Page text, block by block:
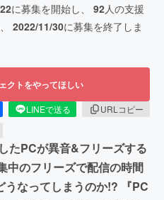
に募集を開始し、 92人の支援
2022/11/30に募集を終了しま
クトをやってほしい
LINEで送る
URLコピー
たPCが異音&フリーズする
中のフリーズで配信の時間
うなってしまうのか!? 『PC